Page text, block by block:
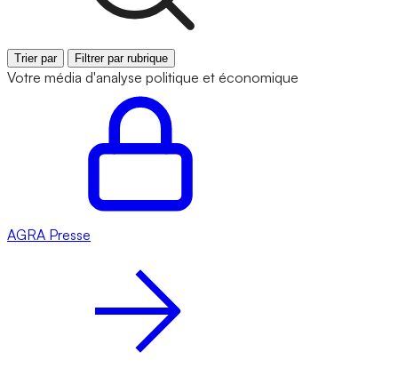
Trier par Filtrer par rubrique
Votre média d'analyse politique et économique
AGRA Presse